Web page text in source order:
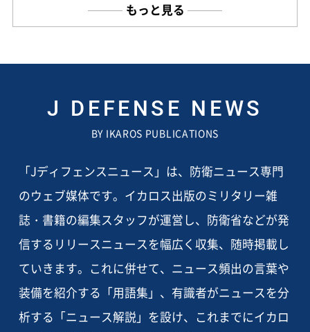
もっと見る
J DEFENSE NEWS
BY IKAROS PUBLICATIONS
「Jディフェンスニュース」は、防衛ニュース専門
のウェブ媒体です。イカロス出版のミリタリー雑
誌・書籍の編集スタッフが運営し、防衛省などが発
信するリリースニュースを幅広く収集、随時掲載し
ていきます。これに併せて、ニュース頻出の言葉や
装備を紹介する「用語集」、有識者がニュースを分
析する「ニュース解説」を設け、これまでにイカロ